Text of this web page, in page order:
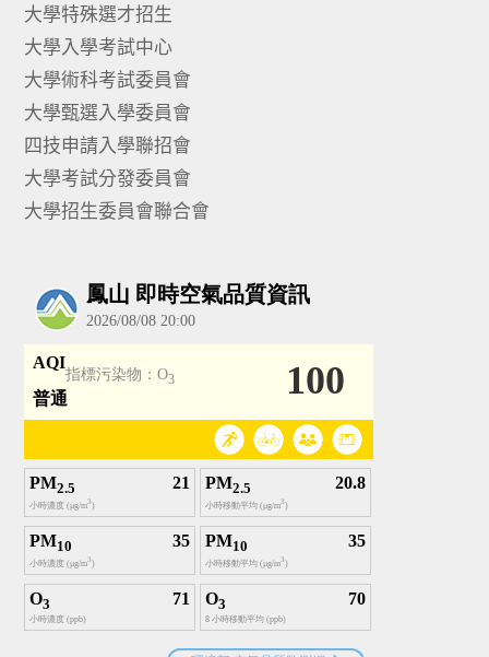
大學特殊選才招生
大學入學考試中心
大學術科考試委員會
大學甄選入學委員會
四技申請入學聯招會
大學考試分發委員會
大學招生委員會聯合會